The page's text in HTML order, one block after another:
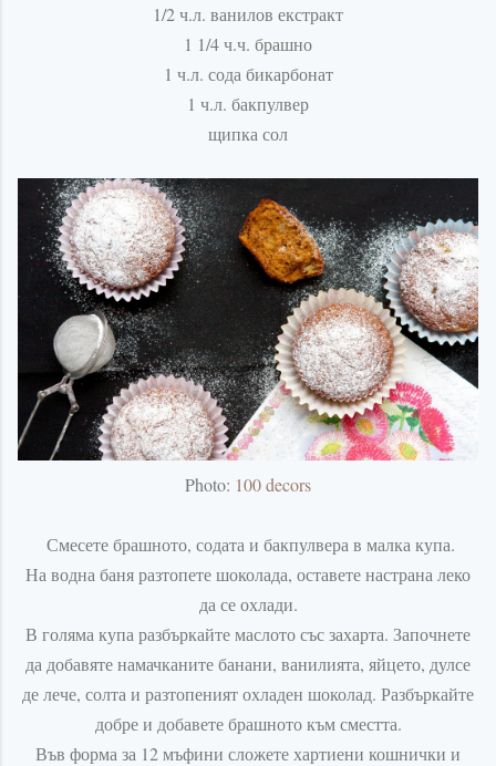
1/2 ч.л. ванилов екстракт
1 1/4 ч.ч. брашно
1 ч.л. сода бикарбонат
1 ч.л. бакпулвер
щипка сол
Photo: 100 decors
Смесете брашното, содата и бакпулвера в малка купа.
На водна баня разтопете шоколада, оставете настрана леко
да се охлади.
В голяма купа разбъркайте маслото със захарта. Започнете
да добавяте намачканите банани, ванилията, яйцето, дулсе
де лече, солта и разтопеният охладен шоколад. Разбъркайте
добре и добавете брашното към сместта.
Във форма за 12 мъфини сложете хартиени кошнички и